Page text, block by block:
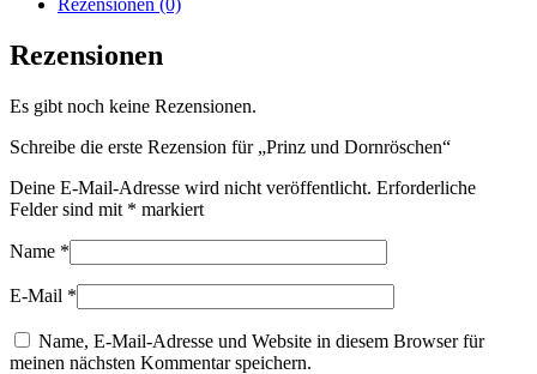
Rezensionen
Es gibt noch keine Rezensionen.
Schreibe die erste Rezension für „Prinz und Dornröschen“
Deine E-Mail-Adresse wird nicht veröffentlicht. Erforderliche
Felder sind mit * markiert
Name *
E-Mail *
Name, E-Mail-Adresse und Website in diesem Browser für
meinen nächsten Kommentar speichern.